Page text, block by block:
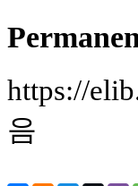
https://
음